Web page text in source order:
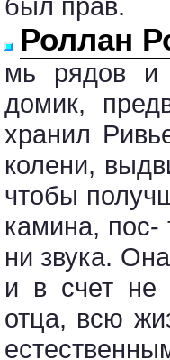
Роллан
мь рядов и
домик,
хранил
колени,
чтобы
камина,
ни звука.
и в счет не
отца, всю